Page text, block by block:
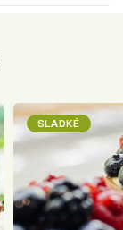
SLADKÉ